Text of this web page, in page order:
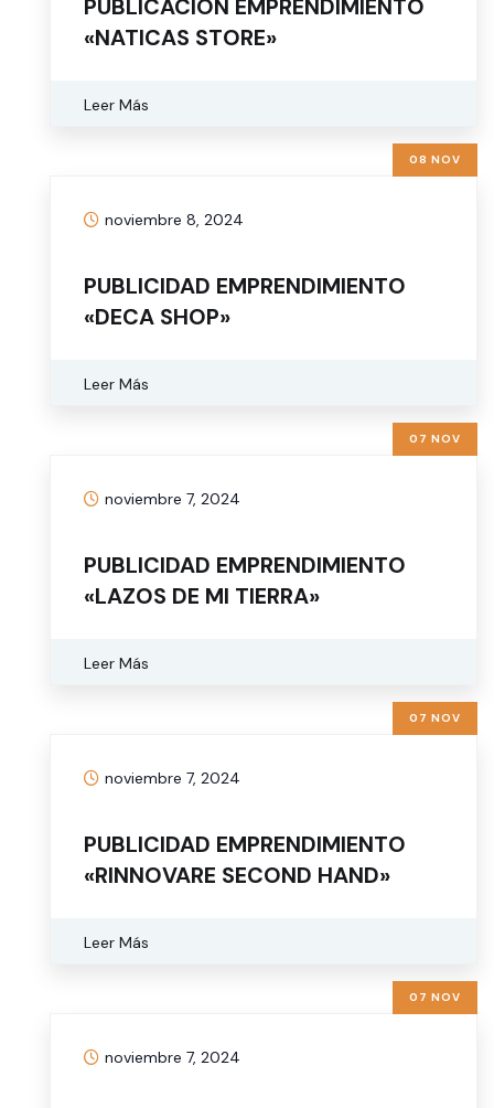
PUBLICACIÓN EMPRENDIMIENTO
«NATICAS STORE»
Leer Más
08 NOV
noviembre 8, 2024
PUBLICIDAD EMPRENDIMIENTO
«DECA SHOP»
Leer Más
07 NOV
noviembre 7, 2024
PUBLICIDAD EMPRENDIMIENTO
«LAZOS DE MI TIERRA»
Leer Más
07 NOV
noviembre 7, 2024
PUBLICIDAD EMPRENDIMIENTO
«RINNOVARE SECOND HAND»
Leer Más
07 NOV
noviembre 7, 2024